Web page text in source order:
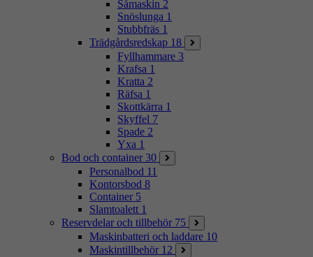
Såmaskin 2
Snöslunga 1
Stubbfräs 1
Trädgårdsredskap 18
Fyllhammare 3
Krafsa 1
Kratta 2
Räfsa 1
Skottkärra 1
Skyffel 7
Spade 2
Yxa 1
Bod och container 30
Personalbod 11
Kontorsbod 8
Container 5
Slamtoalett 1
Reservdelar och tillbehör 75
Maskinbatteri och laddare 10
Maskintillbehör 12